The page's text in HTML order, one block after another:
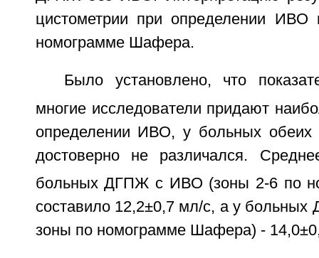
цистометрии при определении ИВО
номограмме Шафера.
Было установлено, что
многие исследователи придают
определении ИВО, у больных обеих
достоверно не различался.
больных ДГПЖ с ИВО (зоны 2-6 по
составило 12,2±0,7 мл/с, а у
зоны по номограмме Шафера) -